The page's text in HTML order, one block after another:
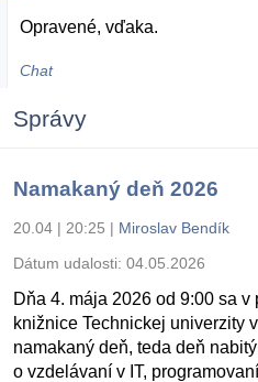
Opravené, vďaka.
Chat
Správy
Namakaný deň 2026
20.04 | 20:25 | Miroslav Bendík
Dátum udalosti: 04.05.2026
Dňa 4. mája 2026 od 9:00 sa
knižnice Technickej univerzity
namakaný deň, teda deň
o vzdelávaní v IT,